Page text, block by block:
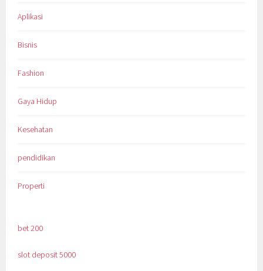
Aplikasi
Bisnis
Fashion
Gaya Hidup
Kesehatan
pendidikan
Properti
bet 200
slot deposit 5000